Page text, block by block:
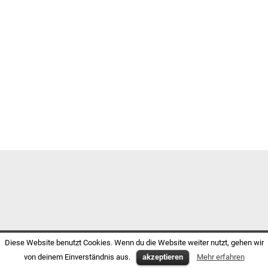
Diese Website benutzt Cookies. Wenn du die Website weiter nutzt, gehen wir
von deinem Einverständnis aus.
akzeptieren Mehr erfahren